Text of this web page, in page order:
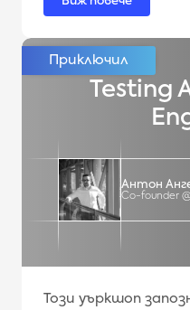
Testing
Антон
Co-founder
Този уъркшоп